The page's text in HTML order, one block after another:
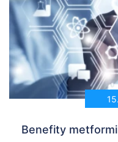
Benefity